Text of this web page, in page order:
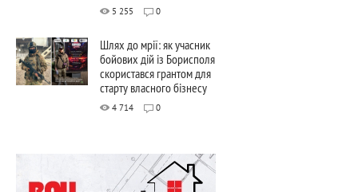
5 255 0
Шлях до мрії: як учасник
бойових дій із Борисполя
скористався грантом для
старту власного бізнесу
4 714 0